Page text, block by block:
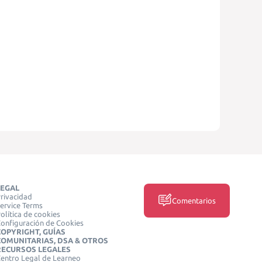
Terms
de cookies
de Cookies
GUÍAS
DSA & OTROS
LEGALES
Legal de Learneo
Comentarios